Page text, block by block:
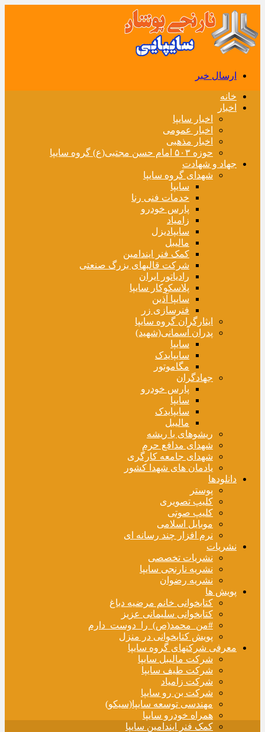
ارسال خبر
خانه
اخبار
اخبار سایپا
اخبار عمومی
اخبار مذهبی
حوزه ۵۰۳ امام حسن مجتبی(ع) گروه سایپا
جهاد و شهادت
شهدای گروه سایپا
سایپا
خدمات فنی رنا
پارس خودرو
زامیاد
سایپادیزل
مالیبل
کمک فنر ایندامین
شرکت قالبهای بزرگ صنعتی
رادیاتور ایران
پلاسکوکار سایپا
سایپا آذین
فنرسازی زر
ایثارگران گروه سایپا
پدران آسمانی(شهید)
سایپا
سایپایدک
مگاموتور
جهادگران
پارس خودرو
سایپا
سایپایدک
مالیبل
ریشوهای با ریشه
شهدای مدافع حرم
شهدای جامعه کارگری
یادمان های شهدا کشور
دانلودها
پوستر
کلیپ تصویری
کلیپ صوتی
موبایل اسلامی
نرم افزار چند رسانه ای
نشریات
نشریات تخصصی
نشریه نارنجی سایپا
نشریه رضوان
پویش ها
کتابخوانی خانم مرضیه دباغ
کتابخوانی سلیمانی عزیز
#من_محمد(ص)_را_دوست_دارم
پویش کتابخوانی در منزل
معرفی شرکتهای گروه سایپا
شرکت مالیبل سایپا
شرکت طیف سایپا
شرکت زامیاد
شرکت بن رو سایپا
مهندسی توسعه سایپا(سیکو)
همراه خودرو سایپا
کمک فنر ایندامین سایپا